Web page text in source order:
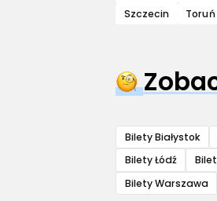
Szczecin
Toruń
Bilety Białystok
Bilety Łódź
Bilety Warszawa